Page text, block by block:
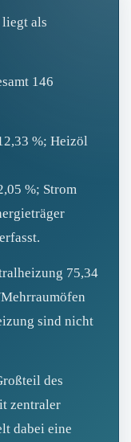
als
146
%; Heizöl
%; Strom
75,34
sind nicht
des
zentraler
dabei eine